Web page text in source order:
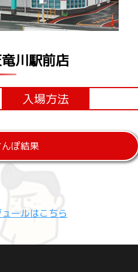
川駅前店
入場方法
ぽ結果
ールはこちら